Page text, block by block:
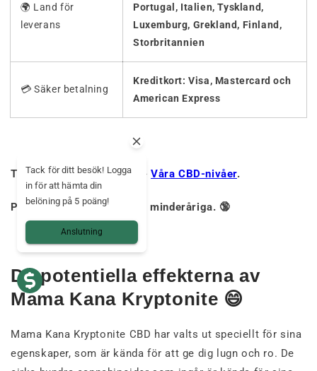
🌍 Land för
leverans
Portugal, Italien, Tyskland,
Luxemburg, Grekland, Finland,
Storbritannien
💳 Säker betalning
Kreditkort: Visa, Mastercard och
American Express
THC-nivåer under 0,3%. ➡️Våra CBD-nivåer.
Produkten är förbjuden för minderåriga. 🔞
De potentiella effekterna av
Mama Kana Kryptonite 😄
Mama Kana Kryptonite CBD har valts ut speciellt för sina
egenskaper, som är kända för att ge dig lugn och ro. De
Tack för ditt besök! Logga
in för att hämta din
belöning på 5 poäng!
Anslutning